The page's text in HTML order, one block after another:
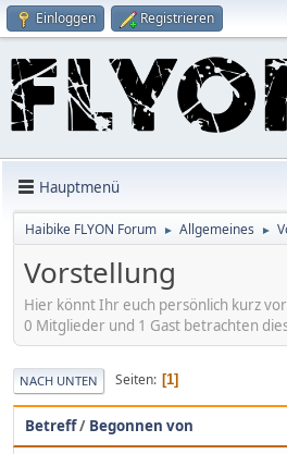
Einloggen Registrieren
Hauptmenü
Haibike FLYON Forum ► Allgemeines ►
Vorstellung
Hier könnt Ihr euch persönlich kurz
0 Mitglieder und 1 Gast betrachten
NACH UNTEN Seiten 1
Betreff/ Begonnen von